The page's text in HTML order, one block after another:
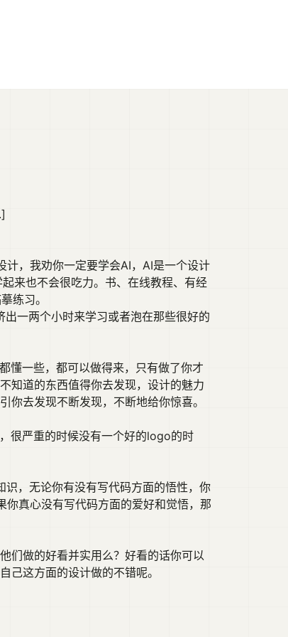
计，我劝你一定要学会AI，AI是一个设计
来也不会很吃力。书、在线教程、有经
练习。
一两个小时来学习或者泡在那些很好的
懂一些，都可以做得来，只有做了你才
知道的东西值得你去发现，设计的魅力
去发现不断发现，不断地给你惊喜。
很严重的时候没有一个好的logo的时
，无论你有没有写代码方面的悟性，你
真心没有写代码方面的爱好和觉悟，那
们做的好看并实用么？好看的话你可以
己这方面的设计做的不错呢。